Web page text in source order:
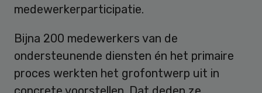
medewerkerparticipatie.
Bijna 200 medewerkers van de
ondersteunende diensten én het primaire
proces werkten het grofontwerp uit in